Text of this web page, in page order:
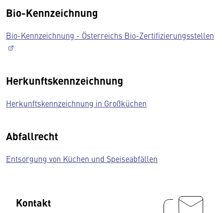
Bio-Kennzeichnung
Bio-Kennzeichnung - Österreichs Bio-Zertifizierungsstellen
Herkunftskennzeichnung
Herkunftskennzeichnung in Großküchen
Abfallrecht
Entsorgung von Küchen und Speiseabfällen
Kontakt